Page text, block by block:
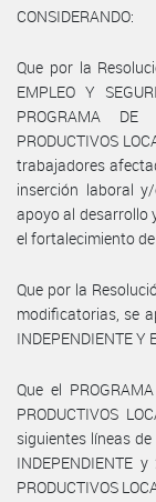
CONSIDERANDO:
Que por la
EMPLEO Y
PROGRAMA DE
PRODUCTIVOS
trabajadores
inserción laboral
apoyo al desarrollo
el fortalecimiento
Que por la
modificatorias, se
INDEPENDIENTE Y
Que el
PRODUCTIVOS
siguientes líneas de
INDEPENDIENTE
PRODUCTIVOS